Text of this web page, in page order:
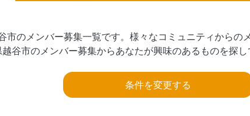
市のメンバー募集一覧です。様々なコミュニティからの
谷市のメンバー募集からあなたが興味のあるものを探し
条件を変更する